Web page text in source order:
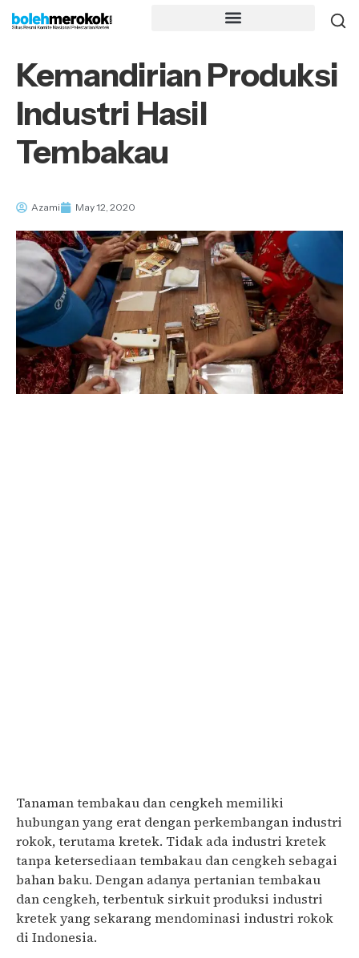
Kemandirian Produksi
Industri Hasil
Tembakau
Azami May 12, 2020
Tanaman tembakau dan cengkeh memiliki
hubungan yang erat dengan perkembangan industri
rokok, terutama kretek. Tidak ada industri kretek
tanpa ketersediaan tembakau dan cengkeh sebagai
bahan baku. Dengan adanya pertanian tembakau
dan cengkeh, terbentuk sirkuit produksi industri
kretek yang sekarang mendominasi industri rokok
di Indonesia.